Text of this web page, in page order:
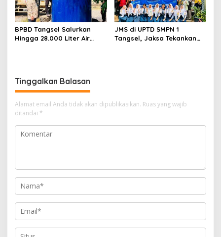
BPBD Tangsel Salurkan
Hingga 28.000 Liter Air
JMS di UPTD SMPN 1
Tangsel, Jaksa Tekankan
Tinggalkan Balasan
Alamat email Anda tidak akan dipublikasikan. Ruas yang wajib
ditandai *